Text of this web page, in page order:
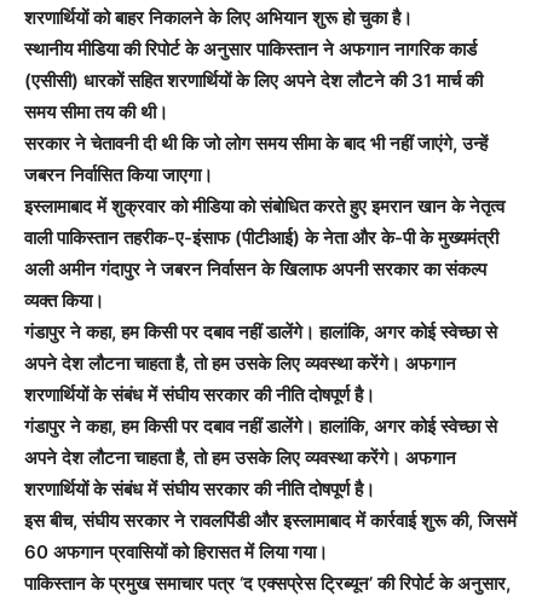
शरणार्थियों को बाहर निकालने के लिए अभियान शुरू हो चुका है।
स्थानीय मीडिया की रिपोर्ट के अनुसार पाकिस्तान ने अफगान नागरिक कार्ड
(एसीसी) धारकों सहित शरणार्थियों के लिए अपने देश लौटने की 31 मार्च की
समय सीमा तय की थी।
सरकार ने चेतावनी दी थी कि जो लोग समय सीमा के बाद भी नहीं जाएंगे, उन्हें
जबरन निर्वासित किया जाएगा।
इस्लामाबाद में शुक्रवार को मीडिया को संबोधित करते हुए इमरान खान के नेतृत्व
वाली पाकिस्तान तहरीक-ए-इंसाफ (पीटीआई) के नेता और के-पी के मुख्यमंत्री
अली अमीन गंदापुर ने जबरन निर्वासन के खिलाफ अपनी सरकार का संकल्प
व्यक्त किया।
गंडापुर ने कहा, हम किसी पर दबाव नहीं डालेंगे। हालांकि, अगर कोई स्वेच्छा से
अपने देश लौटना चाहता है, तो हम उसके लिए व्यवस्था करेंगे। अफगान
शरणार्थियों के संबंध में संघीय सरकार की नीति दोषपूर्ण है।
गंडापुर ने कहा, हम किसी पर दबाव नहीं डालेंगे। हालांकि, अगर कोई स्वेच्छा से
अपने देश लौटना चाहता है, तो हम उसके लिए व्यवस्था करेंगे। अफगान
शरणार्थियों के संबंध में संघीय सरकार की नीति दोषपूर्ण है।
इस बीच, संघीय सरकार ने रावलपिंडी और इस्लामाबाद में कार्रवाई शुरू की, जिसमें
60 अफगान प्रवासियों को हिरासत में लिया गया।
पाकिस्तान के प्रमुख समाचार पत्र ‘द एक्सप्रेस ट्रिब्यून’ की रिपोर्ट के अनुसार,